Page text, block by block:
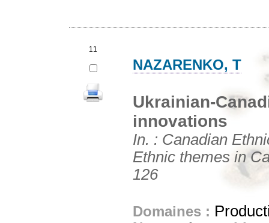
11
NAZARENKO, T
Ukrainian-
innovations
In. : Canadian
Ethnic themes in
126
Domaines :